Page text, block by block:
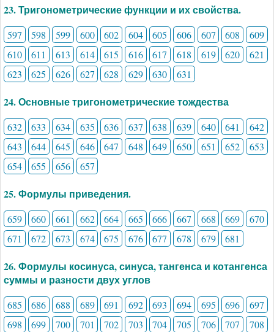
23. Тригонометрические функции и их свойства.
597 598 599 600 602 604 605 606 607 608
609
610
611 613 614 615 616 617 618 619 620
621
623
625 626 627 628 629 630 631
24. Основные тригонометрические тождества
632 633 634 635 636 637 638 639 640 641
642
643
644 645 646 647 648 649 650 651 652
653
654
655 656 657
25. Формулы приведения.
659 660 661 662 664 665 666 667 668 669
670
671
672 673 674 675 676 677 678 679 681
26. Формулы косинуса, синуса, тангенса и котангенса
суммы и разности двух углов
685 686 688 689 691 692 693 694 695 696
697
698
699 700 701 702 703 704 705 706 707
708